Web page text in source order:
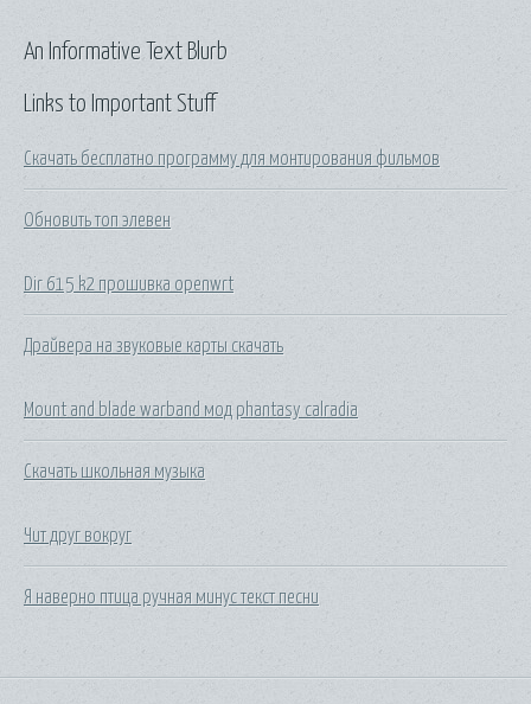
Links to Important Stuff
Скачать бесплатно программу для монтирования фильмов
Обновить топ элевен
Dir 615 k2 прошивка openwrt
Драйвера на звуковые карты скачать
Mount and blade warband мод phantasy calradia
Скачать школьная музыка
Чит друг вокруг
Я наверно птица ручная минус текст песни
An Informative Text Blurb